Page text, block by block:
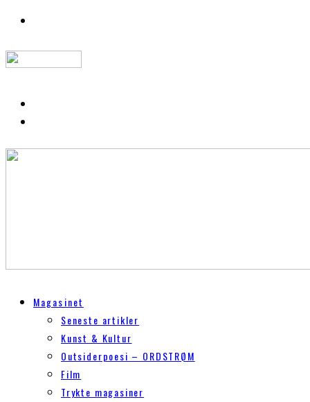
Magasinet
Seneste artikler
Kunst & Kultur
Outsiderpoesi – ORDSTRØM
Film
Trykte magasiner